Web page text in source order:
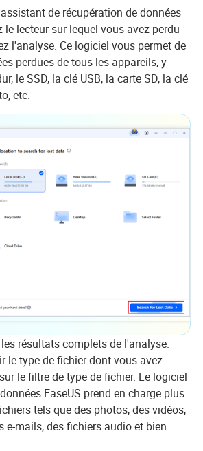
de récupération de données
le lecteur sur lequel vous avez perdu
l'analyse. Ce logiciel vous permet de
perdues de tous les appareils, y
le SSD, la clé USB, la carte SD, la clé
etc.
résultats complets de l'analyse.
le type de fichier dont vous avez
le filtre de type de fichier. Le logiciel
EaseUS prend en charge plus
tels que des photos, des vidéos,
e-mails, des fichiers audio et bien